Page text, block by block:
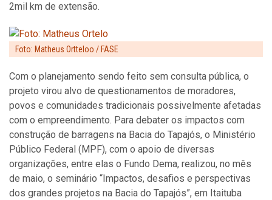
2mil km de extensão.
Foto: Matheus Ortteloo / FASE
Com o planejamento sendo feito sem consulta pública, o
projeto virou alvo de questionamentos de moradores,
povos e comunidades tradicionais possivelmente afetadas
com o empreendimento. Para debater os impactos com
construção de barragens na Bacia do Tapajós, o Ministério
Público Federal (MPF), com o apoio de diversas
organizações, entre elas o Fundo Dema, realizou, no mês
de maio, o seminário “Impactos, desafios e perspectivas
dos grandes projetos na Bacia do Tapajós”, em Itaituba